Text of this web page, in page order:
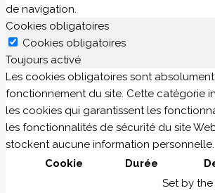
de navigation.
Cookies obligatoires
Cookies obligatoires
Toujours activé
Les cookies obligatoires sont
fonctionnement du site. Cette catégorie
les cookies qui garantissent les
les fonctionnalités de sécurité du site
stockent aucune information personnelle.
Cookie
Durée
Set by the